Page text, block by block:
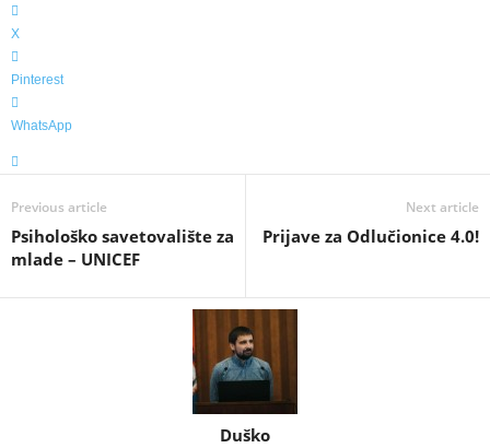
X
Pinterest
WhatsApp
Previous article
Psihološko savetovalište za
mlade – UNICEF
Next article
Prijave za Odlučionice 4.0!
Duško